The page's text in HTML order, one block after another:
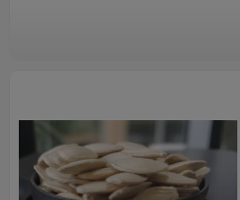
بالجملة مباشرة من المصنع،
والموزعين والعلامات
وآمنة للأسواق الدولية، وتحظى
معنا للحصول على عينات